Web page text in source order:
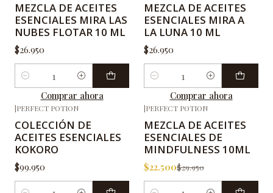
MEZCLA DE ACEITES
ESENCIALES MIRA LAS
NUBES FLOTAR 10 ML
$26.950
Cantidad
Comprar ahora
MEZCLA DE ACEITES
ESENCIALES MIRA A
LA LUNA 10 ML
$26.950
Cantidad
Comprar ahora
|PERFECT POTION
COLECCIÓN DE
ACEITES ESENCIALES
KOKORO
$99.950
|PERFECT POTION
MEZCLA DE ACEITES
ESENCIALES DE
MINDFULNESS 10ML
$22.500$29.950